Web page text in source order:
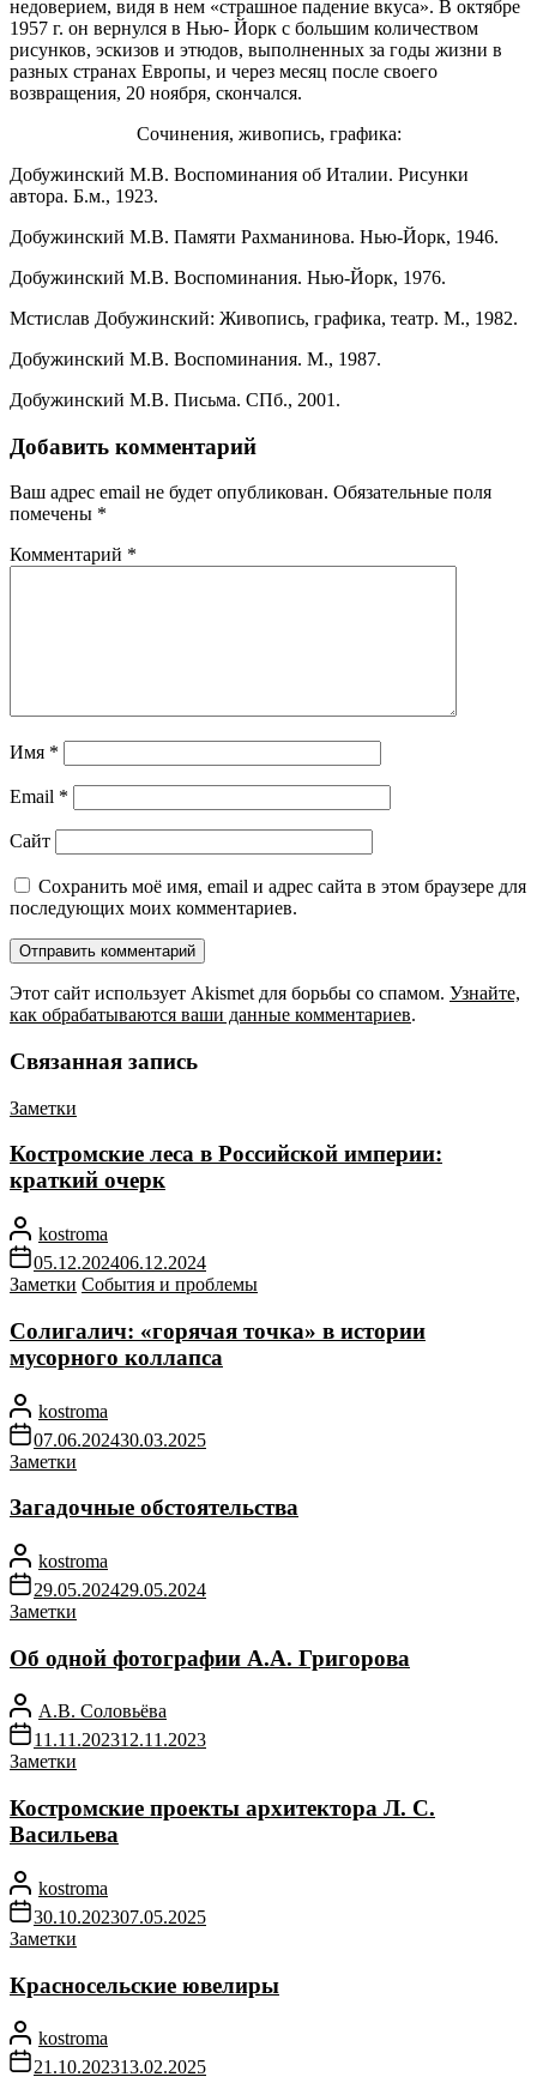
недоверием, видя в нем «страшное падение вкуса». В октябре
1957 г. он вернулся в Нью- Йорк с большим количеством
рисунков, эскизов и этюдов, выполненных за годы жизни в
разных странах Европы, и через месяц после своего
возвращения, 20 ноября, скончался.
Сочинения, живопись, графика:
Добужинский М.В. Воспоминания об Италии. Рисунки
автора. Б.м., 1923.
Добужинский М.В. Памяти Рахманинова. Нью-Йорк, 1946.
Добужинский М.В. Воспоминания. Нью-Йорк, 1976.
Мстислав Добужинский: Живопись, графика, театр. М., 1982.
Добужинский М.В. Воспоминания. М., 1987.
Добужинский М.В. Письма. СПб., 2001.
Добавить комментарий
Ваш адрес email не будет опубликован. Обязательные поля
помечены *
Комментарий *
Имя *
Email *
Сайт
Сохранить моё имя, email и адрес сайта в этом браузере для
последующих моих комментариев.
Этот сайт использует Akismet для борьбы со спамом. Узнайте,
как обрабатываются ваши данные комментариев.
Связанная запись
Заметки
Костромские леса в Российской империи:
краткий очерк
kostroma
05.12.202406.12.2024
Заметки События и проблемы
Солигалич: «горячая точка» в истории
мусорного коллапса
kostroma
07.06.202430.03.2025
Заметки
Загадочные обстоятельства
kostroma
29.05.202429.05.2024
Заметки
Об одной фотографии А.А. Григорова
А.В. Соловьёва
11.11.202312.11.2023
Заметки
Костромские проекты архитектора Л. С.
Васильева
kostroma
30.10.202307.05.2025
Заметки
Красносельские ювелиры
kostroma
21.10.202313.02.2025